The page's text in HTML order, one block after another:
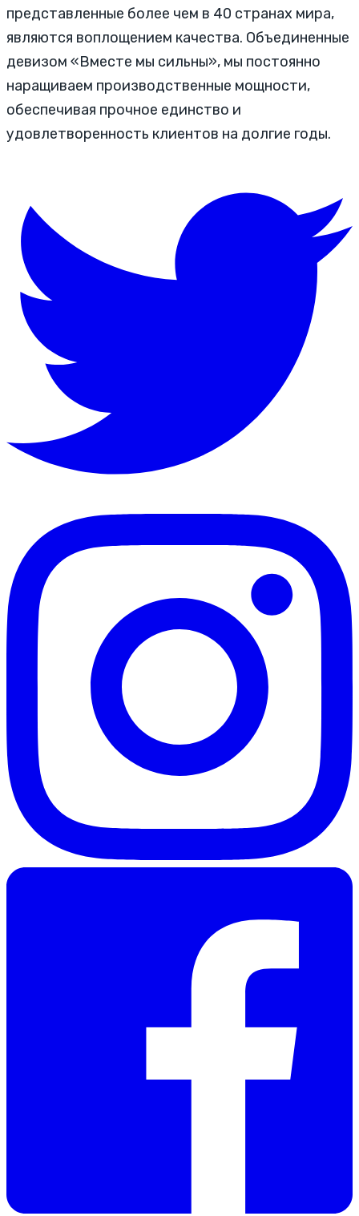
представленные более чем в 40 странах мира,
являются воплощением качества. Объединенные
девизом «Вместе мы сильны», мы постоянно
наращиваем производственные мощности,
обеспечивая прочное единство и
удовлетворенность клиентов на долгие годы.